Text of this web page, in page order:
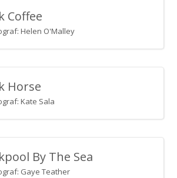
Coffee
Helen O'Malley
Horse
Kate Sala
By The Sea
Gaye Teather